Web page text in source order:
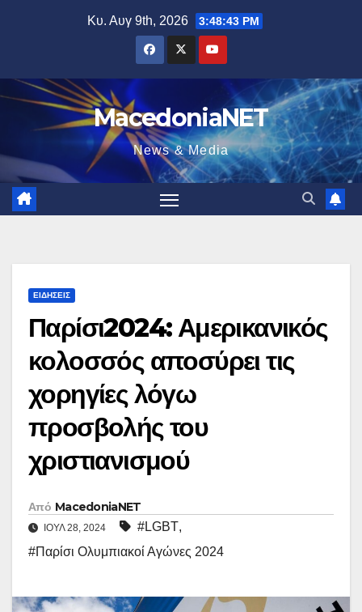
Κυ. Αυγ 9th, 2026 3:48:45 PM
MacedoniaNET
News & Media
ΕΙΔΉΣΕΙΣ
Παρίσι2024: Αμερικανικός
κολοσσός αποσύρει τις
χορηγίες λόγω
προσβολής του
χριστιανισμού
Από MacedoniaNET
ΙΟΎΛ 28, 2024 #LGBT,
#Παρίσι Ολυμπιακοί Αγώνες 2024